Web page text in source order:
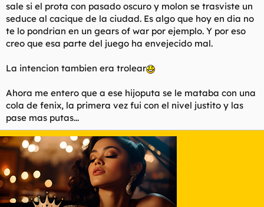
sale si el prota con pasado oscuro y molon se trasviste un
seduce al cacique de la ciudad. Es algo que hoy en dia no
te lo pondrian en un gears of war por ejemplo. Y por eso
creo que esa parte del juego ha envejecido mal.
La intencion tambien era trolear
Ahora me entero que a ese hijoputa se le mataba con una
cola de fenix, la primera vez fui con el nivel justito y las
pase mas putas...